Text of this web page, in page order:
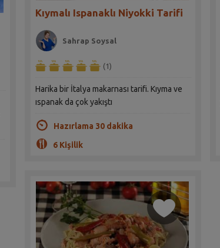
Kıymalı Ispanaklı Niyokki Tarifi
Sahrap Soysal
(1)
Harika bir İtalya makarnası tarifi. Kıyma ve
ıspanak da çok yakıştı
Hazırlama 30 dakika
6 Kişilik